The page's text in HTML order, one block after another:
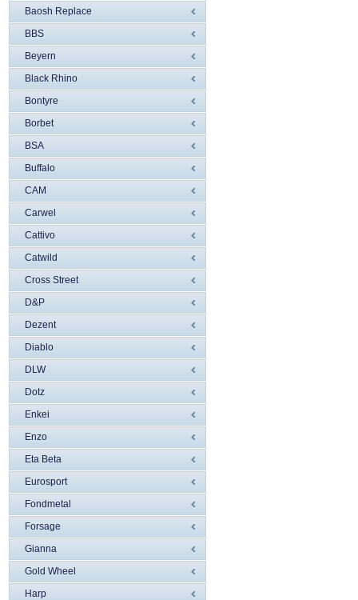
Baosh Replace
BBS
Beyern
Black Rhino
Bontyre
Borbet
BSA
Buffalo
CAM
Carwel
Cattivo
Catwild
Cross Street
D&P
Dezent
Diablo
DLW
Dotz
Enkei
Enzo
Eta Beta
Eurosport
Fondmetal
Forsage
Gianna
Gold Wheel
Harp